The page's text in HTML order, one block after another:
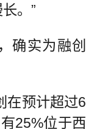
。”
确实为融创
在预计超过6
25%位于西